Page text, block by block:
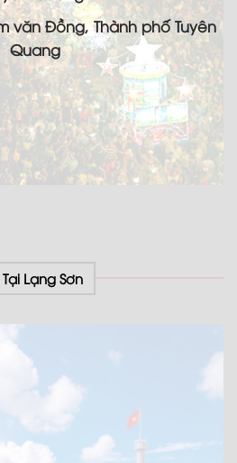
văn Đồng, Thành phố Tuyên
Quang
Tại Lạng Sơn